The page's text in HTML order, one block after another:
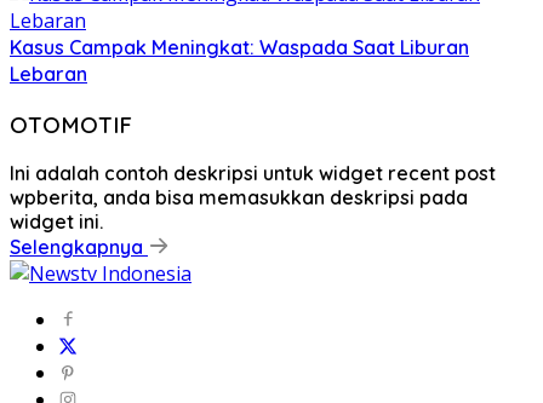
Kasus Campak Meningkat: Waspada Saat Liburan
Lebaran
OTOMOTIF
Ini adalah contoh deskripsi untuk widget recent post
wpberita, anda bisa memasukkan deskripsi pada
widget ini.
Selengkapnya